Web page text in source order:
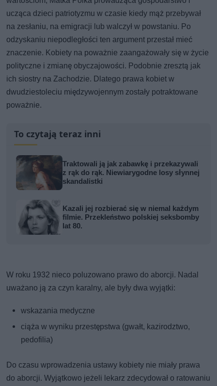
ucząca dzieci patriotyzmu w czasie kiedy mąż przebywał
na zesłaniu, na emigracji lub walczył w powstaniu. Po
odzyskaniu niepodległości ten argument przestał mieć
znaczenie. Kobiety na poważnie zaangażowały się w życie
polityczne i zmianę obyczajowości. Podobnie zresztą jak
ich siostry na Zachodzie. Dlatego prawa kobiet w
dwudziestoleciu międzywojennym zostały potraktowane
poważnie.
To czytają teraz inni
Traktowali ją jak zabawkę i przekazywali
z rąk do rąk. Niewiarygodne losy słynnej
skandalistki
Kazali jej rozbierać się w niemal każdym
filmie. Przekleństwo polskiej seksbomby
lat 80.
W roku 1932 nieco poluzowano prawo do aborcji. Nadal
uważano ją za czyn karalny, ale były dwa wyjątki:
wskazania medyczne
ciąża w wyniku przestępstwa (gwałt, kazirodztwo,
pedofilia)
Do czasu wprowadzenia ustawy kobiety nie miały prawa
do aborcji. Wyjątkowo jeżeli lekarz zdecydował o ratowaniu